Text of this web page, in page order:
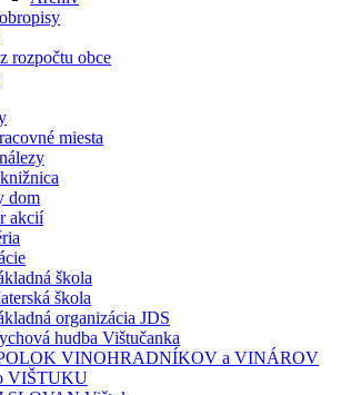
rozpočtu obce
miesta
dom
akcií
škola
škola
organizácia JDS
hudba Vištučanka
VINOHRADNÍKOV a VINÁROV
VIŠTUKU